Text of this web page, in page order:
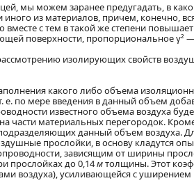
мы можем заранее предугадать, в
иного из материалов, причем, конечно,
с тем в такой же степени
поверхности, пропорциональное γ²
изолирующих свойств
какого либо объема
е. по мере введения в данный объем
известного объема воздуха
части материальных перегородок.
данный объем воздуха.
прослойки, в основу кладутся
зависящим от ширины
прослойках до 0,14мтолщины. Этот
воздуха), усиливающейся с